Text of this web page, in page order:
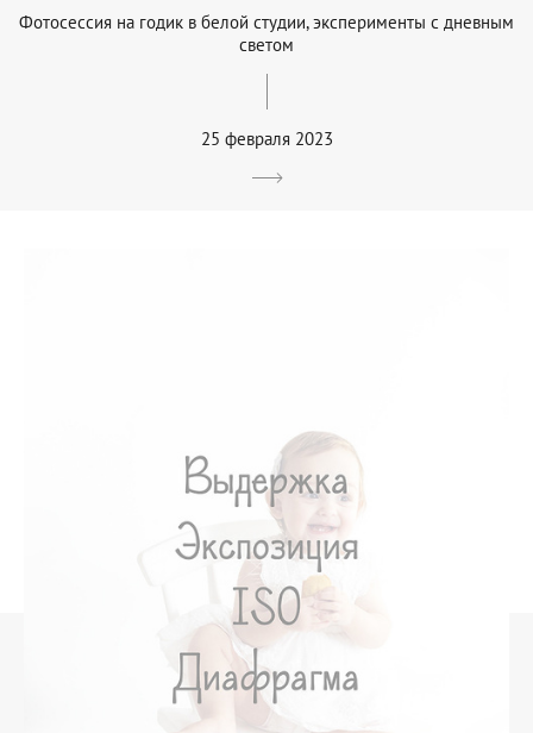
Фотосессия на годик в белой студии, эксперименты с дневным
светом
25 февраля 2023